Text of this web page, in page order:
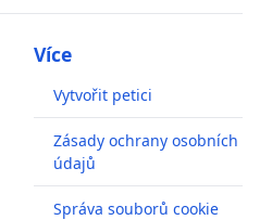
Více
Vytvořit petici
Zásady ochrany osobních
údajů
Správa souborů cookie